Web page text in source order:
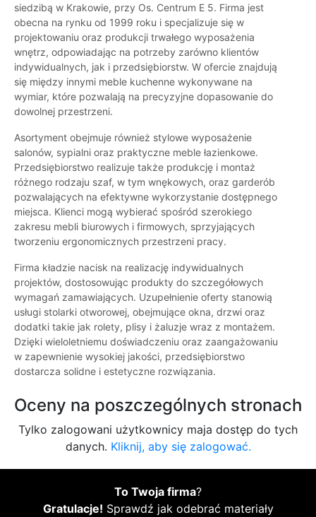
siedzibą w Krakowie, przy Os. Centrum E 5. Firma jest
obecna na rynku od 1999 roku i specjalizuje się w
projektowaniu oraz produkcji trwałego wyposażenia
wnętrz, odpowiadając na potrzeby zarówno klientów
indywidualnych, jak i przedsiębiorstw. W ofercie znajdują
się między innymi meble kuchenne wykonywane na
wymiar, które pozwalają na precyzyjne dopasowanie do
dowolnej przestrzeni.
Asortyment obejmuje również stylowe wyposażenie
salonów, sypialni oraz praktyczne meble łazienkowe.
Przedsiębiorstwo realizuje także produkcję i montaż
różnego rodzaju szaf, w tym wnękowych, oraz garderób
pozwalających na efektywne wykorzystanie dostępnego
miejsca. Klienci mogą wybierać spośród szerokiego
zakresu mebli biurowych i firmowych, sprzyjających
tworzeniu ergonomicznych przestrzeni pracy.
Firma kładzie nacisk na realizację indywidualnych
projektów, dostosowując produkty do szczegółowych
wymagań zamawiających. Uzupełnienie oferty stanowią
usługi stolarki otworowej, obejmujące okna, drzwi oraz
dodatki takie jak rolety, plisy i żaluzje wraz z montażem.
Dzięki wieloletniemu doświadczeniu oraz zaangażowaniu
w zapewnienie wysokiej jakości, przedsiębiorstwo
dostarcza solidne i estetyczne rozwiązania.
Oceny na poszczególnych stronach
Tylko zalogowani użytkownicy maja dostęp do tych
danych. Kliknij, aby się zalogować.
To Twoja firma?
Gratulacje! Sprawdź jak odebrać materiały